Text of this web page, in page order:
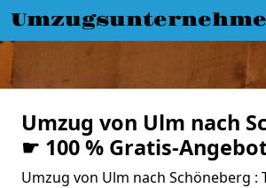
Umzug von Ulm nach
☛ 100 % Gratis-
Umzug von Ulm nach Schöneberg :